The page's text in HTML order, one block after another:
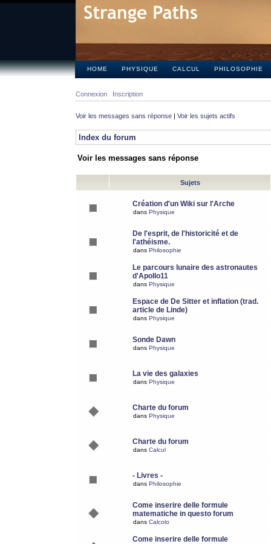
HOME PHYSIQUE CALCUL PHILOSOPHIE
Connexion Inscription
Voir les messages sans réponse | Voir les sujets actifs
Index du forum
Voir les messages sans réponse
Sujets
Création d'un Wiki sur l'Arche
dans Physique
De l'esprit, de l'historicité et de
l'athéisme.
dans Philosophie
Le parcours lunaire des astronautes
d'Apollo11
dans Physique
Espace de De Sitter et inflation (trad.
article de Linde)
dans Physique
Sonde Dawn
dans Physique
La vie des galaxies
dans Physique
Charte du forum
dans Physique
Charte du forum
dans Calcul
- Livres -
dans Philosophie
Come inserire delle formule
matematiche in questo forum
dans Calcolo
Come inserire delle formule